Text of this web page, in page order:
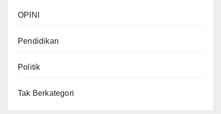
OPINI
Pendidikan
Politik
Tak Berkategori